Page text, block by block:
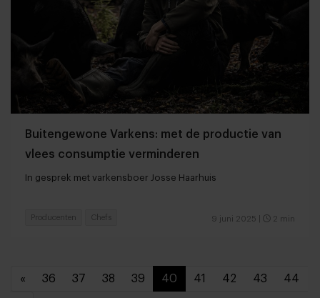
Buitengewone Varkens: met de productie van
vlees consumptie verminderen
In gesprek met varkensboer Josse Haarhuis
9 juni 2025 2 min
Producenten Chefs
« 36 37 38 39 40 41 42 43 44